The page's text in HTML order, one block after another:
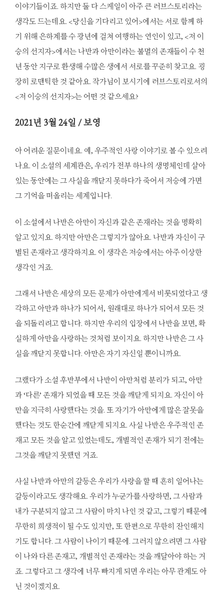
이야기들이죠. 하지만 둘 다 스케일이 아주 큰 러브스토리라는
생각도 드는데요. <당신을 기다리고 있어>에서는 서로 함께 하
기 위해 은하계를 수 광년에 걸쳐 여행하는 연인이 있고, <저 이
승의 선지자>에서는 나반과 아만이라는 불멸의 존재들이 수 천
년 동안 지구로 환생해 수많은 생에서 서로를 꾸준히 찾고요. 굉
장히 로맨틱한 것 같아요. 작가님이 보시기에 러브스토리로서의
<저 이승의 선지자>는 어떤 것 같으세요?
2021년 3월 24일 / 보영
아 어려운 질문이네요. 예, 우주적인 사랑 이야기로 볼 수 있으려
나요. 이 소설의 세계관은, 우리가 전부 하나의 생명체인데 살아
있는 동안에는 그 사실을 깨닫지 못하다가 죽어서 저승에 가면
그 기억을 떠올리는 세계입니다.
이 소설에서 나반은 아만이 자신과 같은 존재라는 것을 명확히
알고 있지요. 하지만 아만은 그렇지가 않아요. 나반과 자신이 구
별된 존재라고 생각하지요. 이 생각은 저승에서는 아주 이상한
생각인 거죠.
그래서 나반은 세상의 모든 문제가 아만에게서 비롯되었다고 생
각하고 아만과 하나가 되어서, 원래대로 하나가 되어서 모든 것
을 되돌리려고 합니다. 하지만 우리의 입장에서 나반을 보면, 확
실하게 아만을 사랑하는 것처럼 보이지요. 하지만 나반은 그 사
실을 깨닫지 못합니다. 아만은 자기 자신일 뿐이니까요.
그랬다가 소설 후반부에서 나반이 아만처럼 분리가 되고, 아만
과 ‘다른’ 존재가 되었을 때 모든 것을 깨닫게 되지요. 자신이 아
만을 지극히 사랑했다는 것을. 또 자기가 아만에게 많은 잘못을
했다는 것도 한순간에 깨닫게 되지요. 사실 나반은 우주적인 존
재고 모든 것을 알고 있었는데도, 개별적인 존재가 되기 전에는
그것을 깨닫지 못했던 거죠.
사실 나반과 아만의 갈등은 우리가 사랑을 할 때 흔히 일어나는
갈등이라고도 생각해요. 우리가 누군가를 사랑하면, 그 사람과
내가 구분되지 않고 그 사람이 마치 나인 것 같고, 그렇기 때문에
무한히 희생적이 될 수도 있지만, 또 한편으로 무한히 잔인해지
기도 합니다. 그 사람이 나이기 때문에. 그러지 않으려면 그 사람
이 나와 다른 존재고, 개별적인 존재라는 것을 깨달아야 하는 거
죠. 그렇다고 그 생각에 너무 빠지게 되면 우리는 아무 관계도 아
닌 것이겠지요.